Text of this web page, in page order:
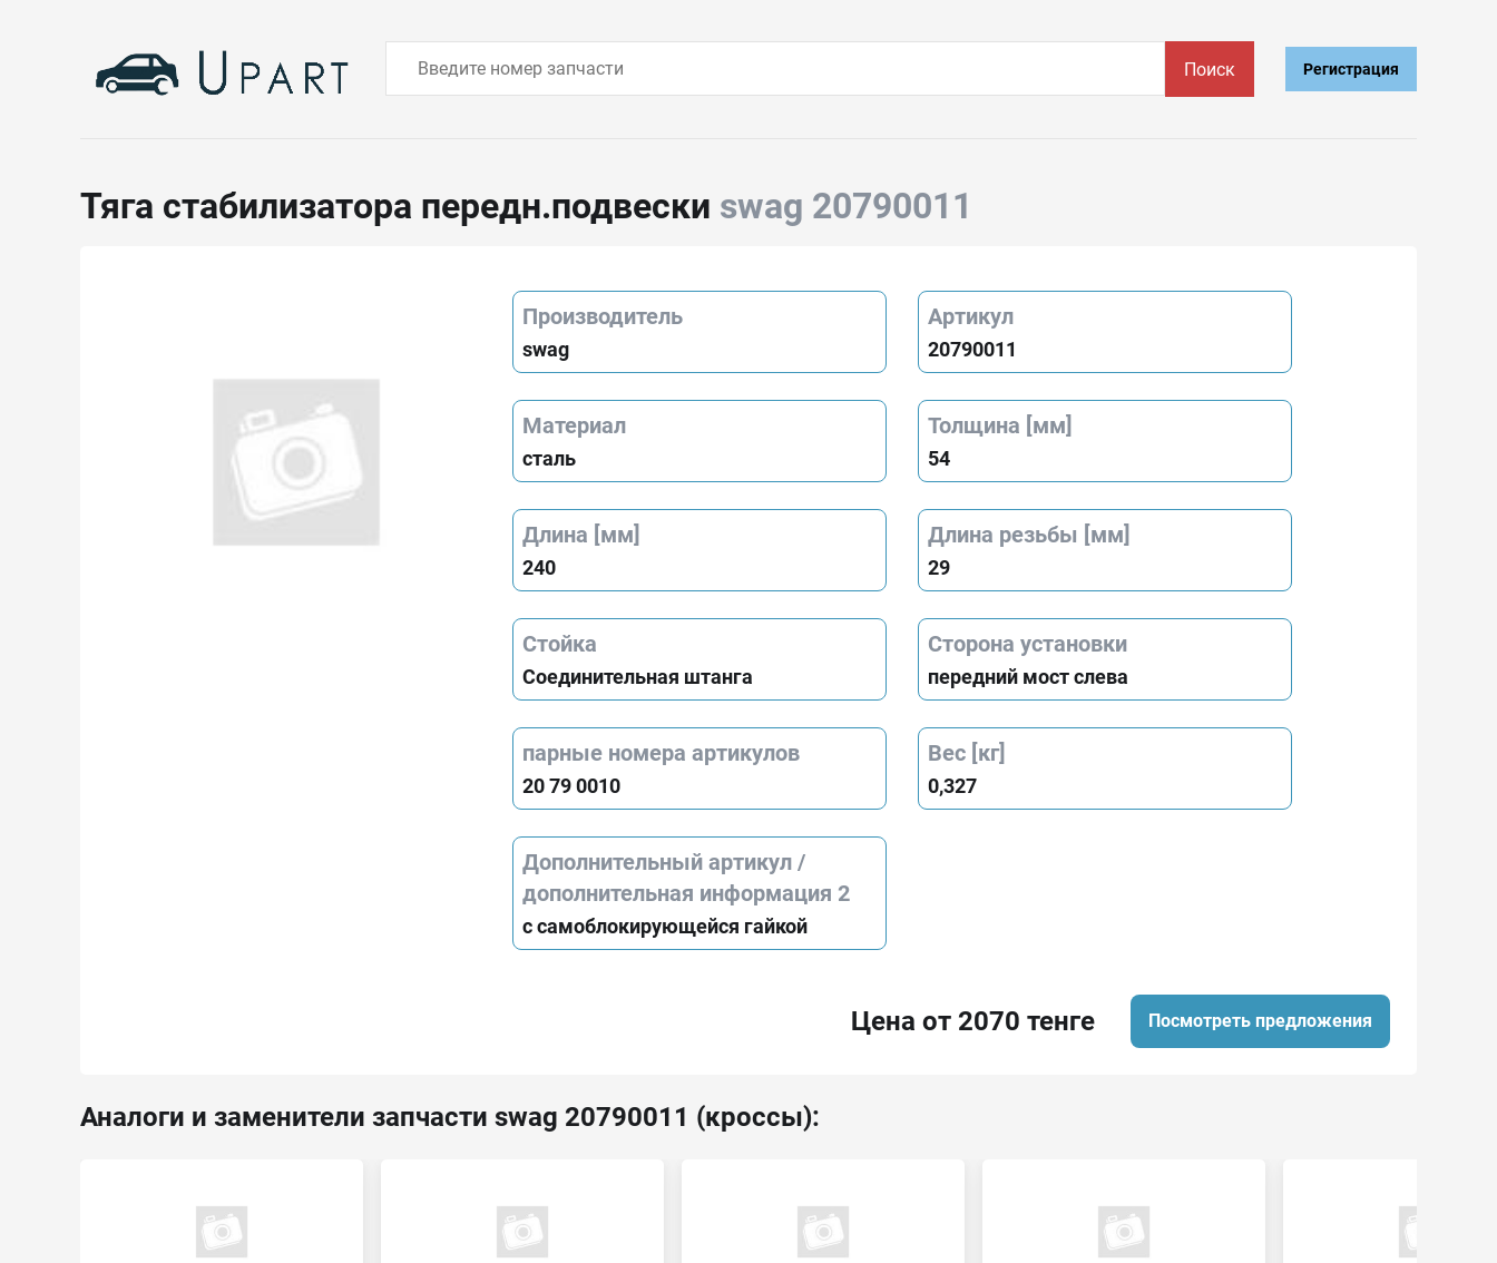
Поиск Регистрация
Тяга стабилизатора передн.подвески swag 20790011
Производитель
swag
Артикул
20790011
Материал
сталь
Толщина [мм]
54
Длина [мм]
240
Длина резьбы [мм]
29
Стойка
Соединительная штанга
Сторона установки
передний мост слева
парные номера артикулов
20 79 0010
Вес [кг]
0,327
Дополнительный артикул /
дополнительная информация 2
с самоблокирующейся гайкой
Цена от 2070 тенге Посмотреть предложения
Аналоги и заменители запчасти swag 20790011 (кроссы):